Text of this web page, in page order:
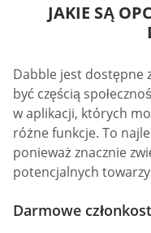
JAKIE SĄ
Dabble jest dostępne
być częścią
w aplikacji, których
różne funkcje. To
ponieważ znacznie
potencjalnych
Darmowe